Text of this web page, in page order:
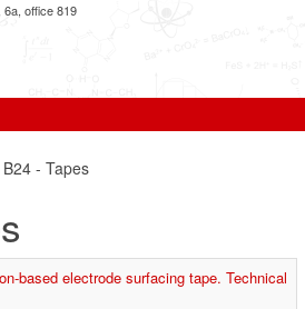
office 819
B24 - Tapes
based electrode surfacing tape. Technical